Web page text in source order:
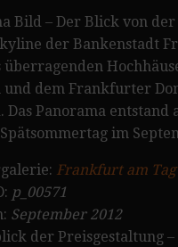
Bild – Der Blick von
der Bankenstadt
überragenden
und dem Frankfurter
Das Panorama entstand
im
Frankfurt am Tag
p_00571
September 2012
der Preisgestaltung –